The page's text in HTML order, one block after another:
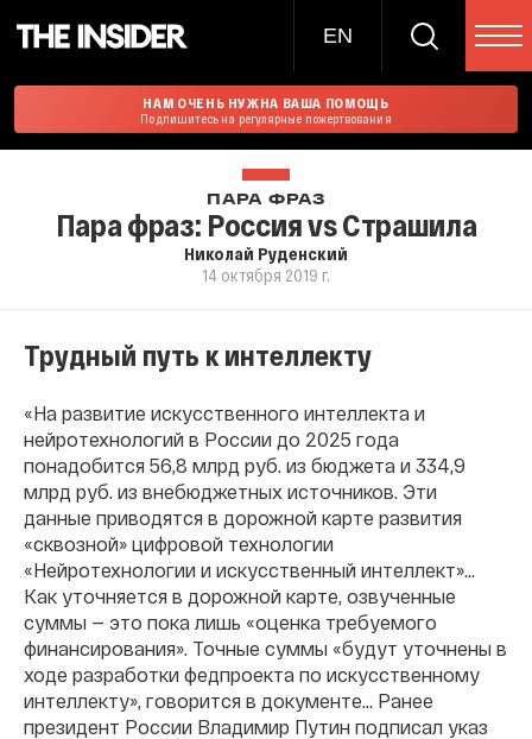
EN
НАМ ОЧЕНЬ НУЖНА ВАША ПОМОЩЬ
Подпишитесь на регулярные пожертвования
ПАРА ФРАЗ
Пара фраз: Россия vs Страшила
Николай Руденский
14 октября 2019 г.
Трудный путь к интеллекту
«На развитие искусственного интеллекта и
нейротехнологий в России до 2025 года
понадобится 56,8 млрд руб. из бюджета и 334,9
млрд руб. из внебюджетных источников. Эти
данные приводятся в дорожной карте развития
«сквозной» цифровой технологии
«Нейротехнологии и искусственный интеллект»…
Как уточняется в дорожной карте, озвученные
суммы — это пока лишь «оценка требуемого
финансирования». Точные суммы «будут уточнены в
ходе разработки федпроекта по искусственному
интеллекту», говорится в документе… Ранее
президент России Владимир Путин подписал указ